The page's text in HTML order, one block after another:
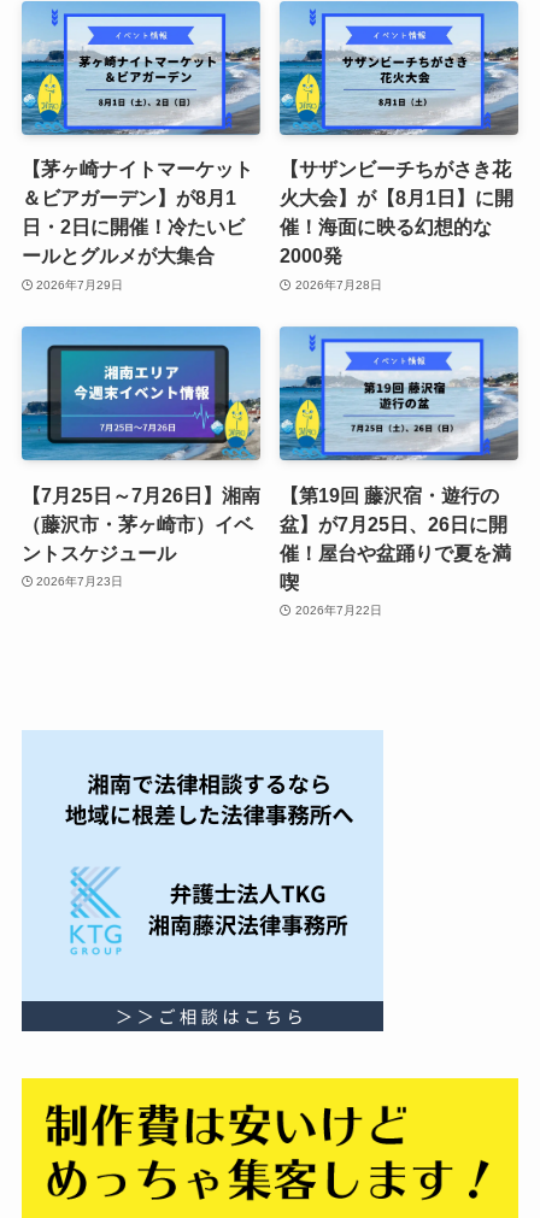
【茅ヶ崎ナイトマーケット
＆ビアガーデン】が8月1
日・2日に開催！冷たいビ
ールとグルメが大集合
2026年7月29日
【サザンビーチちがさき花
火大会】が【8月1日】に開
催！海面に映る幻想的な
2000発
2026年7月28日
【7月25日～7月26日】湘南
（藤沢市・茅ヶ崎市）イベ
ントスケジュール
2026年7月23日
【第19回 藤沢宿・遊行の
盆】が7月25日、26日に開
催！屋台や盆踊りで夏を満
喫
2026年7月22日